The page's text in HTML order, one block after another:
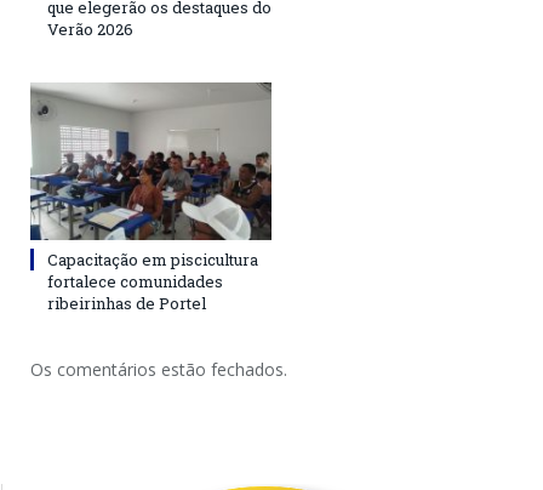
que elegerão os destaques do
Verão 2026
Capacitação em piscicultura
fortalece comunidades
ribeirinhas de Portel
Os comentários estão fechados.